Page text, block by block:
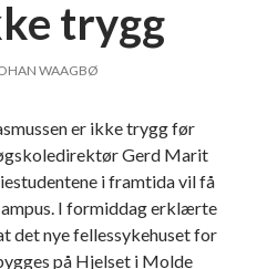
r
s
k
n
i
n
trygg
WAAGBØ
er ikke trygg før
Gerd Marit
i framtida vil få
I formiddag erklærte
det nye fellessykehuset for
på Hjelset i Molde